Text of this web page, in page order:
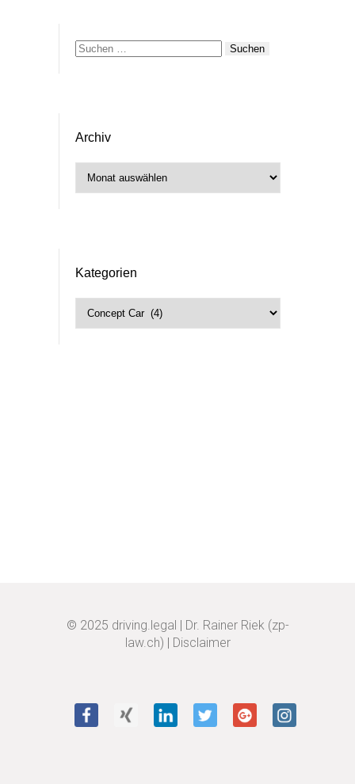
Suchen
Archiv
Kategorien
© 2025 driving.legal | Dr. Rainer Riek (zp-
law.ch) | Disclaimer